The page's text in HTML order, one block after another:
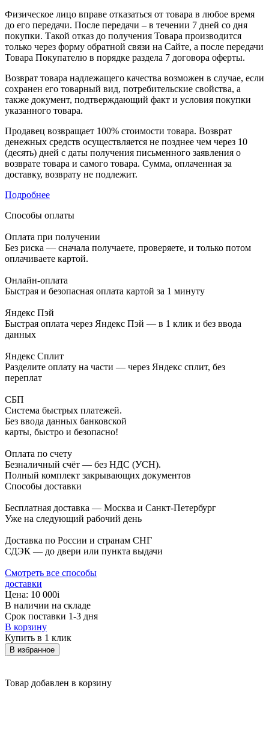
Физическое лицо вправе отказаться от товара в любое время
до его передачи. После передачи – в течении 7 дней со дня
покупки. Такой отказ до получения Товара производится
только через форму обратной связи на Сайте, а после передачи
Товара Покупателю в порядке раздела 7 договора оферты.
Возврат товара надлежащего качества возможен в случае, если
сохранен его товарный вид, потребительские свойства, а
также документ, подтверждающий факт и условия покупки
указанного товара.
Продавец возвращает 100% стоимости товара. Возврат
денежных средств осуществляется не позднее чем через 10
(десять) дней с даты получения письменного заявления о
возврате товара и самого товара. Сумма, оплаченная за
доставку, возврату не подлежит.
Подробнее
Способы оплаты
Оплата при получении
Без риска — сначала получаете, проверяете, и только потом
оплачиваете картой.
Онлайн-оплата
Быстрая и безопасная оплата картой за 1 минуту
Яндекс Пэй
Быстрая оплата через Яндекс Пэй — в 1 клик и без ввода
данных
Яндекс Сплит
Разделите оплату на части — через Яндекс сплит, без
переплат
СБП
Система быстрых платежей.
Без ввода данных банковской
карты, быстро и безопасно!
Оплата по счету
Безналичный счёт — без НДС (УСН).
Полный комплект закрывающих документов
Способы доставки
Бесплатная доставка — Москва и Санкт-Петербург
Уже на следующий рабочий день
Доставка по России и странам СНГ
СДЭК — до двери или пункта выдачи
Смотреть все способы
доставки
Цена: 10 000i
В наличии на складе
Срок поставки 1-3 дня
В корзину
Купить в 1 клик
В избранное
Товар добавлен в корзину